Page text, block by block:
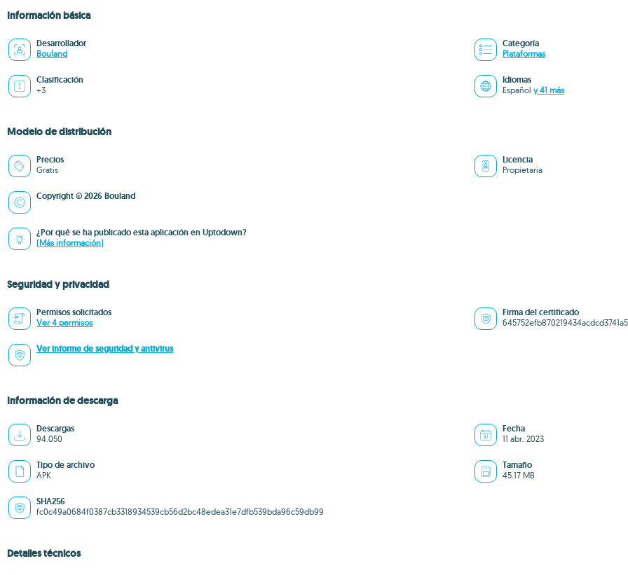
Información básica
Desarrollador
Bouland
Categoría
Plataformas
Clasificación
+3
Idiomas
Español y 41 más
Modelo de distribución
Precios
Gratis
Licencia
Propietaria
Copyright © 2026 Bouland
¿Por qué se ha publicado esta aplicación en Uptodown?
(Más información)
Seguridad y privacidad
Permisos solicitados
Ver 4 permisos
Firma del certificado
Ver informe de seguridad y antivirus
Información de descarga
Descargas
94.050
Fecha
11 abr. 2023
Tipo de archivo
APK
Tamaño
45.17 MB
SHA256
fc0c49a0684f0387cb3318934539cb56d2bc48edea31e7dfb539bda96c59db99
Detalles técnicos